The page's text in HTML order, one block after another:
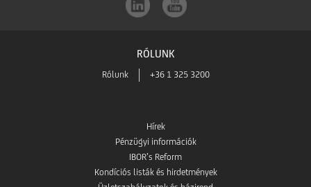
RÓLUNK
Rólunk +36 1 325 3200
Hírek
Pénzügyi információk
IBOR’s Reform
Kondíciós listák és hirdetmények